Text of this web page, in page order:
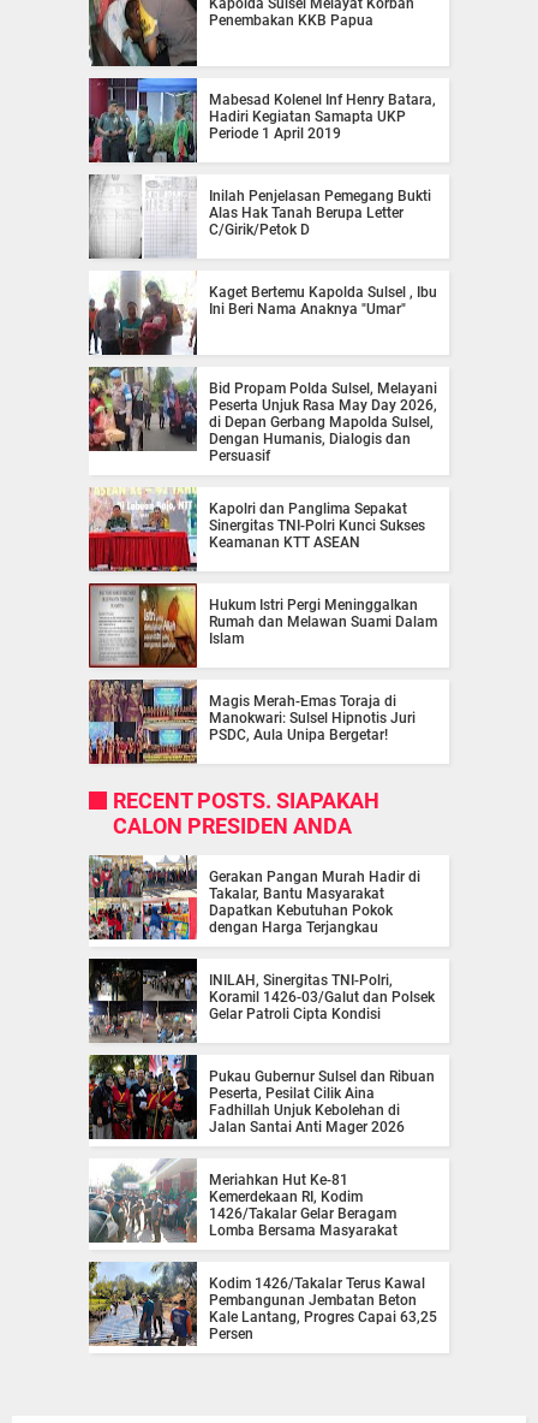
Kapolda Sulsel Melayat Korban
Penembakan KKB Papua
Mabesad Kolenel Inf Henry Batara,
Hadiri Kegiatan Samapta UKP
Periode 1 April 2019
Inilah Penjelasan Pemegang Bukti
Alas Hak Tanah Berupa Letter
C/Girik/Petok D
Kaget Bertemu Kapolda Sulsel , Ibu
Ini Beri Nama Anaknya "Umar"
Bid Propam Polda Sulsel, Melayani
Peserta Unjuk Rasa May Day 2026,
di Depan Gerbang Mapolda Sulsel,
Dengan Humanis, Dialogis dan
Persuasif
Kapolri dan Panglima Sepakat
Sinergitas TNI-Polri Kunci Sukses
Keamanan KTT ASEAN
Hukum Istri Pergi Meninggalkan
Rumah dan Melawan Suami Dalam
Islam
Magis Merah-Emas Toraja di
Manokwari: Sulsel Hipnotis Juri
PSDC, Aula Unipa Bergetar!
RECENT POSTS. SIAPAKAH
CALON PRESIDEN ANDA
Gerakan Pangan Murah Hadir di
Takalar, Bantu Masyarakat
Dapatkan Kebutuhan Pokok
dengan Harga Terjangkau
INILAH, Sinergitas TNI-Polri,
Koramil 1426-03/Galut dan Polsek
Gelar Patroli Cipta Kondisi
Pukau Gubernur Sulsel dan Ribuan
Peserta, Pesilat Cilik Aina
Fadhillah Unjuk Kebolehan di
Jalan Santai Anti Mager 2026
Meriahkan Hut Ke-81
Kemerdekaan RI, Kodim
1426/Takalar Gelar Beragam
Lomba Bersama Masyarakat
Kodim 1426/Takalar Terus Kawal
Pembangunan Jembatan Beton
Kale Lantang, Progres Capai 63,25
Persen